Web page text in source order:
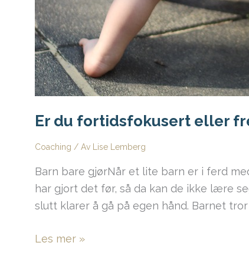
Er du fortidsfokusert eller
Coaching / Av Lise Lemberg
Barn bare gjørNår et lite barn er i ferd
har gjort det før, så da kan de ikke lære
slutt klarer å gå på egen hånd. Barnet tror
Er
Les mer »